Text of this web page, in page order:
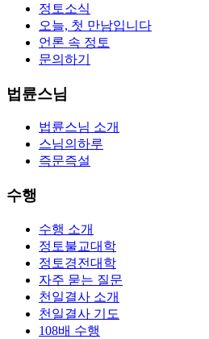
정토소식
오늘, 첫 만남입니다
언론 속 정토
문의하기
법륜스님
법륜스님 소개
스님의하루
즉문즉설
수행
수행 소개
정토불교대학
정토경전대학
자주 묻는 질문
천일결사 소개
천일결사 기도
108배 수행